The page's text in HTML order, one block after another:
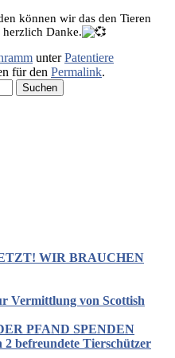
können wir das den Tieren
Danke.
unterPatentiere
für den Permalink.
WIR BRAUCHEN
Vermittlung von Scottish
PFAND SPENDEN
befreundete Tierschützer